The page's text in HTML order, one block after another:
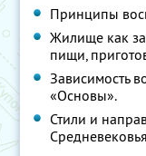
Принципы
Жилище как
пищи,
Зависимость
«Основы».
Стили и